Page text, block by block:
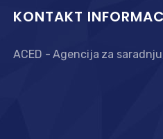
KONTAKT
ACED - Agencija za